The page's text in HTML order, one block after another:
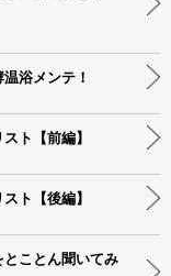
浴メンテ！
ト【前編】
ト【後編】
ことん聞いてみ